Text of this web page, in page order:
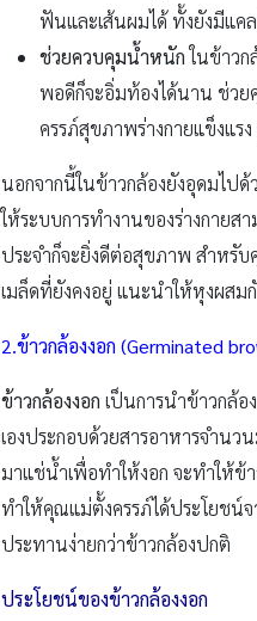
ฟันและเส้นผมได้ ทั้งยังมีแค
ช่วยควบคุมน้ำหนักในข้าว
พอดีก็จะอิ่มท้องได้นาน ช่วย
ครรภ์สุขภาพร่างกายแข็งแร
นอกจากนี้ในข้าวกล้องยังอุดมไป
ให้ระบบการทำงานของร่างกาย
ประจำก็จะยิ่งดีต่อสุขภาพ สำหรับ
เมล็ดที่ยังคงอยู่ แนะนำให้หุงผส
2.ข้าวกล้องงอก (Germinated
ข้าวกล้องงอก เป็นการนำข้าวกล้
เองประกอบด้วยสารอาหารจำนว
มาแช่น้ำเพื่อทำให้งอก จะทำให้ข้
ทำให้คุณแม่ตั้งครรภ์ได้ประโยชน์
ประทานง่ายกว่าข้าวกล้องปกติ
ประโยชน์ของข้าวกล้องงอก